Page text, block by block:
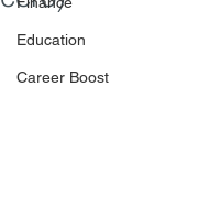
Education
Career Boost